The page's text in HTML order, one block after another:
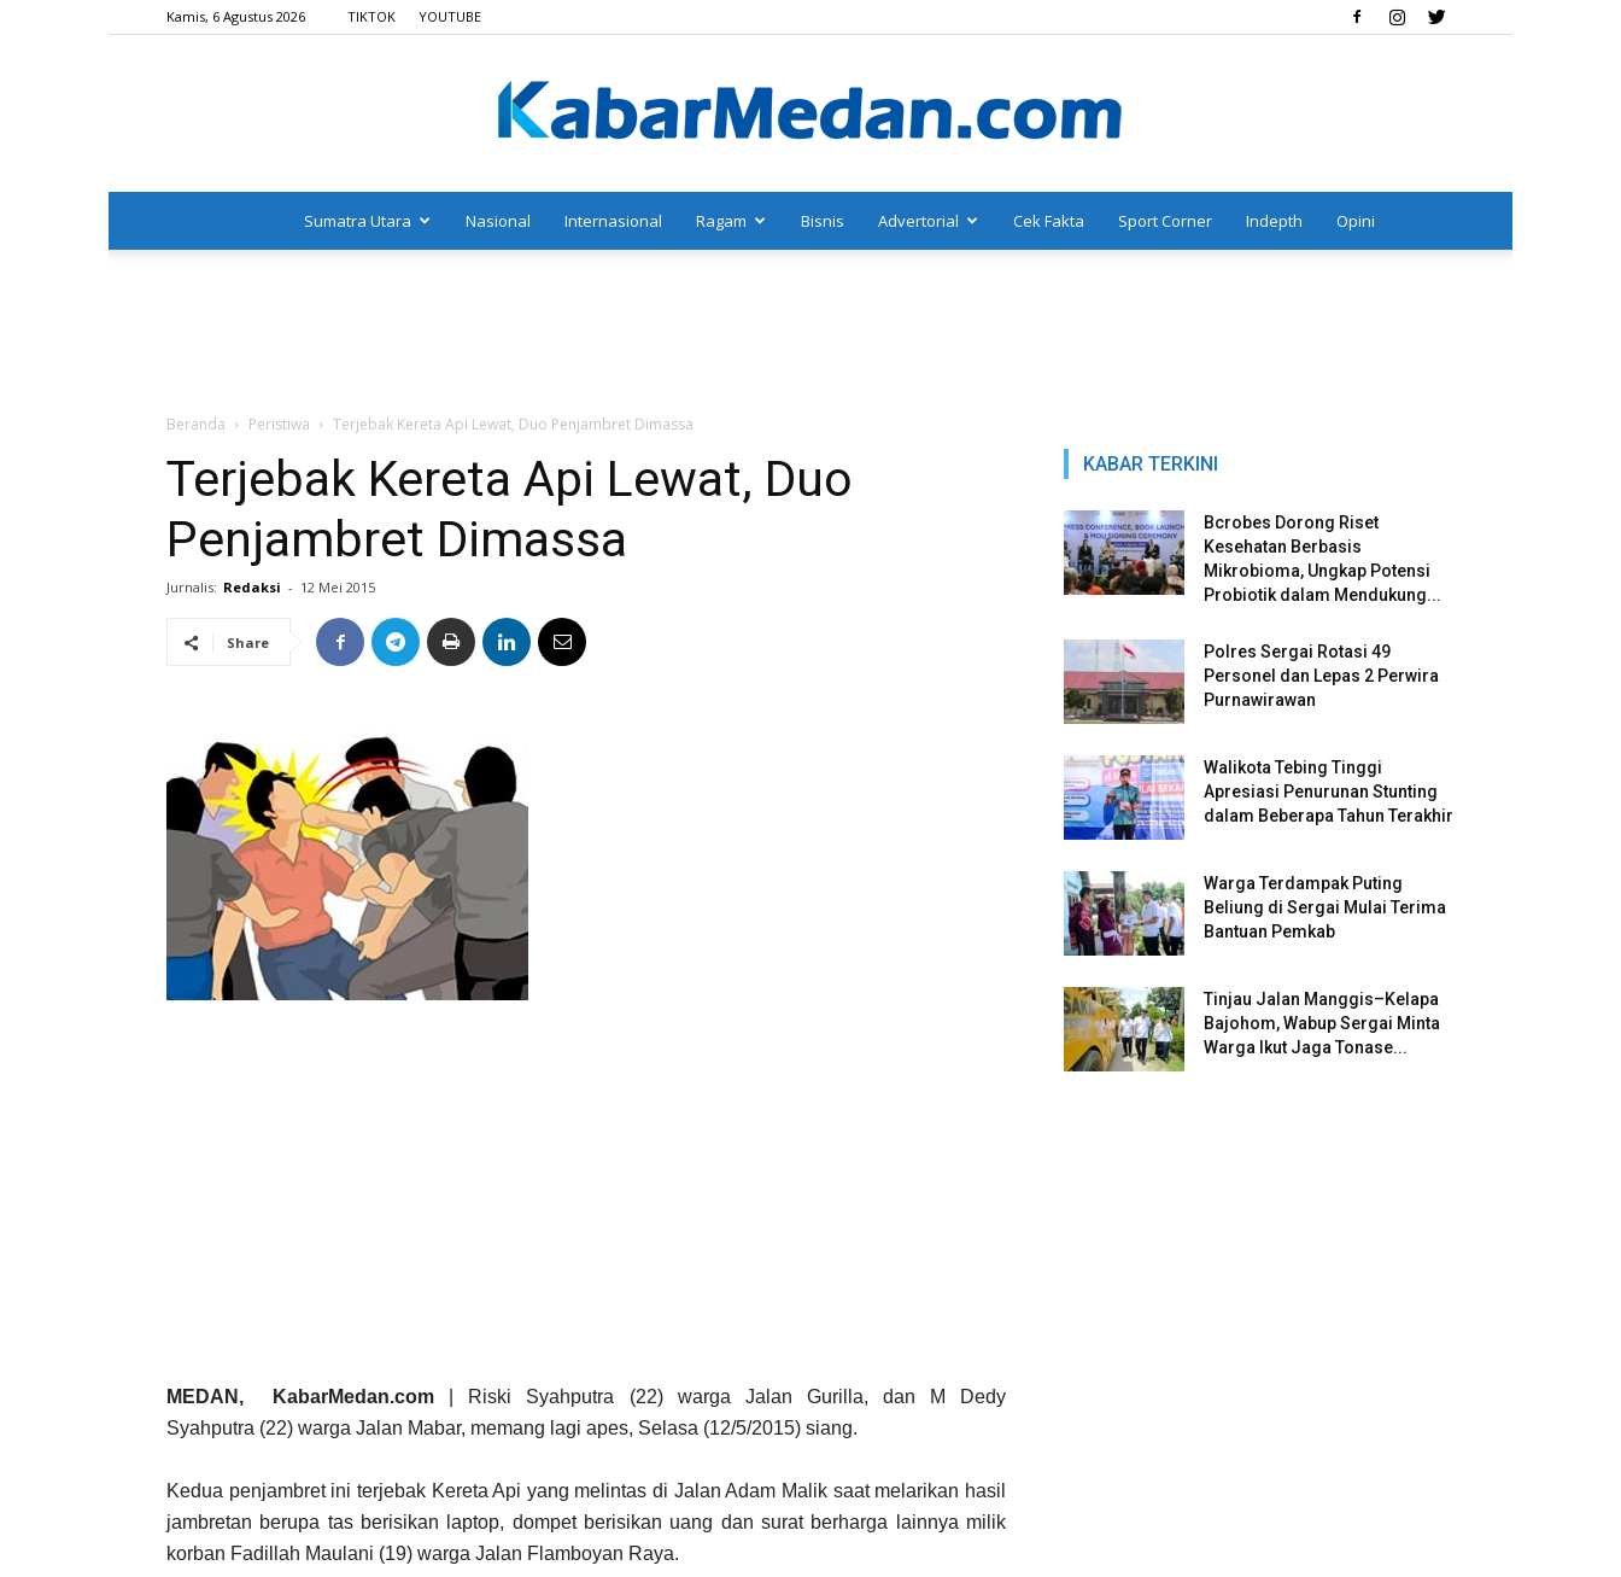
Kamis, 6 Agustus 2026 TIKTOK YOUTUBE
Sumatra Utara Nasional Internasional Ragam Bisnis Advertorial Cek Fakta Sport Corner Indepth Opini
Beranda Peristiwa Terjebak Kereta Api Lewat, Duo Penjambret Dimassa
Terjebak Kereta Api Lewat, Duo
Penjambret Dimassa
Jurnalis: Redaksi - 12 Mei 2015
Share
MEDAN, KabarMedan.com | Riski Syahputra (22) warga Jalan Gurilla, dan M Dedy
Syahputra (22) warga Jalan Mabar, memang lagi apes, Selasa (12/5/2015) siang.
Kedua penjambret ini terjebak Kereta Api yang melintas di Jalan Adam Malik saat melarikan hasil
jambretan berupa tas berisikan laptop, dompet berisikan uang dan surat berharga lainnya milik
korban Fadillah Maulani (19) warga Jalan Flamboyan Raya.
KABAR TERKINI
Bcrobes Dorong Riset
Kesehatan Berbasis
Mikrobioma, Ungkap Potensi
Probiotik dalam Mendukung...
Polres Sergai Rotasi 49
Personel dan Lepas 2 Perwira
Purnawirawan
Walikota Tebing Tinggi
Apresiasi Penurunan Stunting
dalam Beberapa Tahun Terakhir
Warga Terdampak Puting
Beliung di Sergai Mulai Terima
Bantuan Pemkab
Tinjau Jalan Manggis–Kelapa
Bajohom, Wabup Sergai Minta
Warga Ikut Jaga Tonase...